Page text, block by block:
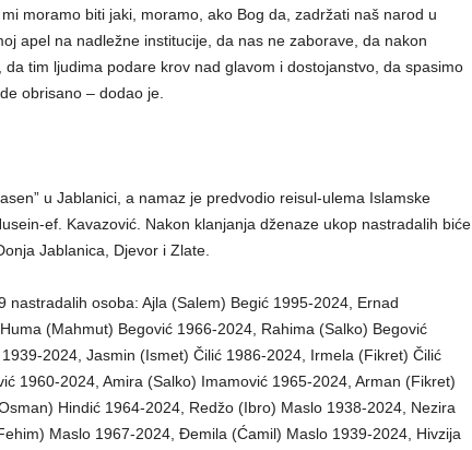
moramo biti jaki, moramo, ako Bog da, zadržati naš narod u
apel na nadležne institucije, da nas ne zaborave, da nakon
tim ljudima podare krov nad glavom i dostojanstvo, da spasimo
obrisano – dodao je.
u Jablanici, a namaz je predvodio reisul-ulema Islamske
ef. Kavazović. Nakon klanjanja dženaze ukop nastradalih biće
Jablanica, Djevor i Zlate.
nastradalih osoba: Ajla (Salem) Begić 1995-2024, Ernad
(Mahmut) Begović 1966-2024, Rahima (Salko) Begović
2024, Jasmin (Ismet) Čilić 1986-2024, Irmela (Fikret) Čilić
1960-2024, Amira (Salko) Imamović 1965-2024, Arman (Fikret)
Hindić 1964-2024, Redžo (Ibro) Maslo 1938-2024, Nezira
Maslo 1967-2024, Đemila (Ćamil) Maslo 1939-2024, Hivzija